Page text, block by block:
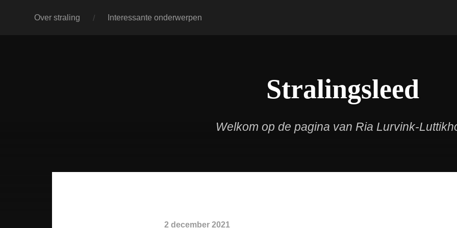
Over straling Interessante onderwerpen
Stralingsleed
Welkom op de pagina van Ria Lurvink-
2 december 2021